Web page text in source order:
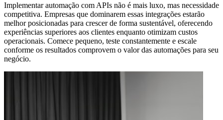
Implementar automação com APIs não é mais luxo, mas necessidade
competitiva. Empresas que dominarem essas integrações estarão
melhor posicionadas para crescer de forma sustentável, oferecendo
experiências superiores aos clientes enquanto otimizam custos
operacionais. Comece pequeno, teste constantemente e escale
conforme os resultados comprovem o valor das automações para seu
negócio.